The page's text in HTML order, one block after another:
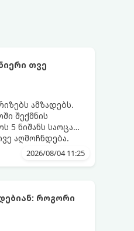
თვე
ამზადებს.
შექმნის
5 ნიშანს საოცარ
აღმოჩნდება.
2026/08/04 11:25
როგორი